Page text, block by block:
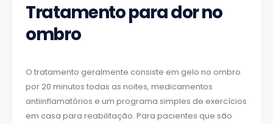
Tratamento para dor no
ombro
O tratamento geralmente consiste em gelo no ombro
por 20 minutos todas as noites, medicamentos
antiinflamatórios e um programa simples de exercícios
em casa para reabilitação. Para pacientes que são